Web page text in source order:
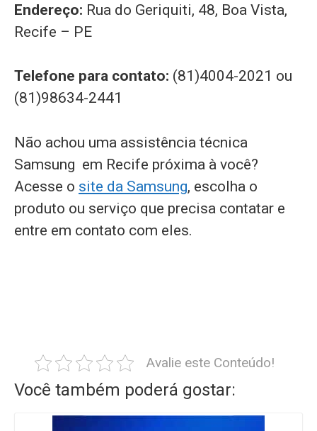
Endereço: Rua do Geriquiti, 48, Boa Vista,
Recife – PE
Telefone para contato: (81)4004-2021 ou
(81)98634-2441
Não achou uma assistência técnica
Samsung em Recife próxima à você?
Acesse o site da Samsung, escolha o
produto ou serviço que precisa contatar e
entre em contato com eles.
Avalie este Conteúdo!
Você também poderá gostar: